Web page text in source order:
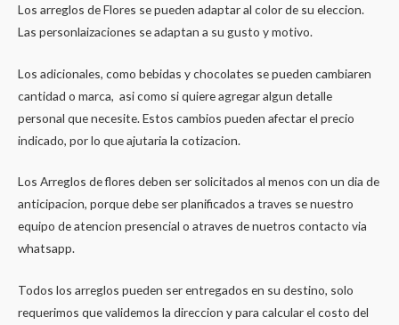
Los arreglos de Flores se pueden adaptar al color de su eleccion.
Las personlaizaciones se adaptan a su gusto y motivo.
Los adicionales, como bebidas y chocolates se pueden cambiaren
cantidad o marca, asi como si quiere agregar algun detalle
personal que necesite. Estos cambios pueden afectar el precio
indicado, por lo que ajutaria la cotizacion.
Los Arreglos de flores deben ser solicitados al menos con un dia de
anticipacion, porque debe ser planificados a traves se nuestro
equipo de atencion presencial o atraves de nuetros contacto via
whatsapp.
Todos los arreglos pueden ser entregados en su destino, solo
requerimos que validemos la direccion y para calcular el costo del